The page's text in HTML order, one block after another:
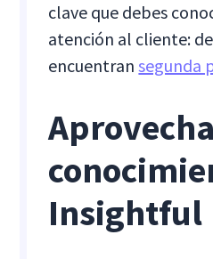
clave que debes
atención al cliente:
encuentransegunda
Insightful